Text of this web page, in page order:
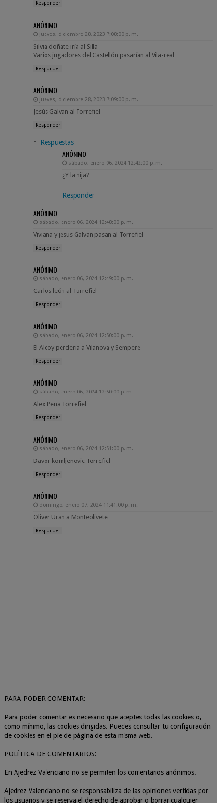
Responder
ANÓNIMO
jueves, diciembre 28, 2023 7:08:00 p. m.
Silvia doñate iría al Silla
Varios jugadores del Castellón pasarían al Vila-real
Responder
ANÓNIMO
jueves, diciembre 28, 2023 7:09:00 p. m.
Jesús Galvan al Torrefiel
Responder
Respuestas
ANÓNIMO
sábado, enero 06, 2024 12:42:00 p. m.
¿Y la hija?
Responder
ANÓNIMO
sábado, enero 06, 2024 12:48:00 p. m.
Viviana y jesus Galvan pasan al Torrefiel
Responder
ANÓNIMO
sábado, enero 06, 2024 12:49:00 p. m.
Carlos león al Torrefiel
Responder
ANÓNIMO
sábado, enero 06, 2024 12:50:00 p. m.
El Alcoy perderia a Vilanova y Sempere
Responder
ANÓNIMO
sábado, enero 06, 2024 12:50:00 p. m.
Alex Peña Torrefiel
Responder
ANÓNIMO
sábado, enero 06, 2024 12:51:00 p. m.
Davor komljenovic Torrefiel
Responder
ANÓNIMO
domingo, enero 07, 2024 11:41:00 p. m.
Oliver Uran a Monteolivete
Responder
PARA PODER COMENTAR:
Para poder comentar es necesario que aceptes todas las cookies o,
como mínimo, las cookies dirigidas. Puedes consultar tu configuración
de cookies en el pie de página de esta misma web.
POLÍTICA DE COMENTARIOS:
En Ajedrez Valenciano no se permiten los comentarios anónimos.
Ajedrez Valenciano no se responsabiliza de las opiniones vertidas por
los usuarios y se reserva el derecho de aprobar o borrar cualquier